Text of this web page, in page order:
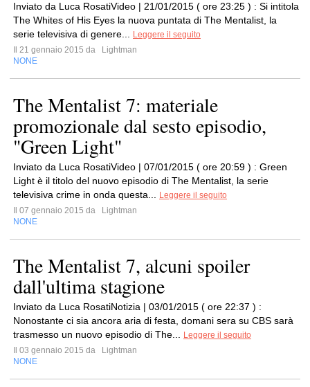
Inviato da Luca RosatiVideo | 21/01/2015 ( ore 23:25 ) : Si intitola
The Whites of His Eyes la nuova puntata di The Mentalist, la
serie televisiva di genere...
Leggere il seguito
Il 21 gennaio 2015 da
Lightman
NONE
The Mentalist 7: materiale
promozionale dal sesto episodio,
"Green Light"
Inviato da Luca RosatiVideo | 07/01/2015 ( ore 20:59 ) : Green
Light è il titolo del nuovo episodio di The Mentalist, la serie
televisiva crime in onda questa...
Leggere il seguito
Il 07 gennaio 2015 da
Lightman
NONE
The Mentalist 7, alcuni spoiler
dall'ultima stagione
Inviato da Luca RosatiNotizia | 03/01/2015 ( ore 22:37 ) :
Nonostante ci sia ancora aria di festa, domani sera su CBS sarà
trasmesso un nuovo episodio di The...
Leggere il seguito
Il 03 gennaio 2015 da
Lightman
NONE